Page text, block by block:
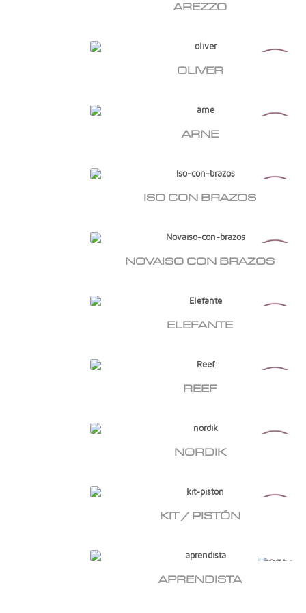
AREZZO
OLIVER
ARNE
ISO CON BRAZOS
NOVAISO CON BRAZOS
ELEFANTE
REEF
NORDIK
KIT / PISTÓN
APRENDISTA